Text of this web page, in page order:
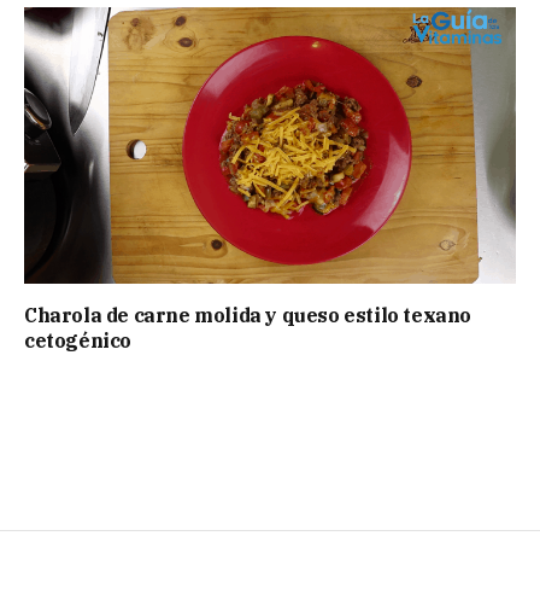
Charola de carne molida y queso estilo texano
cetogénico